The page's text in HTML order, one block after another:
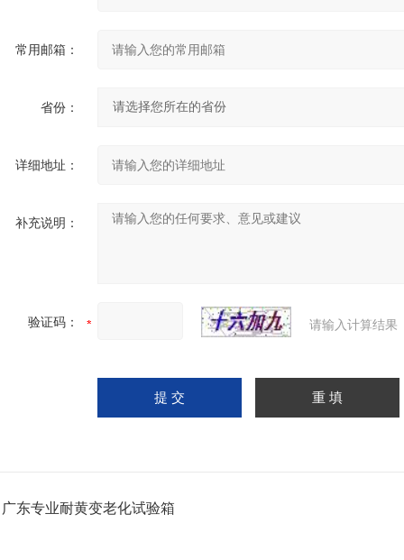
常用邮箱：
省份：
详细地址：
补充说明：
验证码： 请输入计算结果
广东专业耐黄变老化试验箱